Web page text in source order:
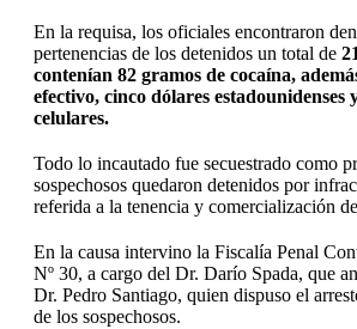
En la requisa, los oficiales encontraron
pertenencias de los detenidos un total de
contenían 82 gramos de cocaína,
efectivo, cinco dólares estadounidenses
celulares.
Todo lo incautado fue secuestrado como
sospechosos quedaron detenidos por
referida a la tenencia y comercialización
En la causa intervino la Fiscalía Penal
Nº 30, a cargo del Dr. Darío Spada, que
Dr. Pedro Santiago, quien dispuso el
de los sospechosos.